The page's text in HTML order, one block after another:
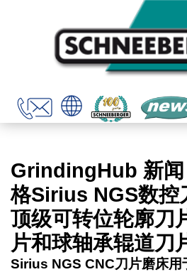
GrindingHub 新
格Sirius NGS数控
顶级可转位轮廓刀
片和球轴承辊道刀
Sirius NGS CNC刀片磨床用